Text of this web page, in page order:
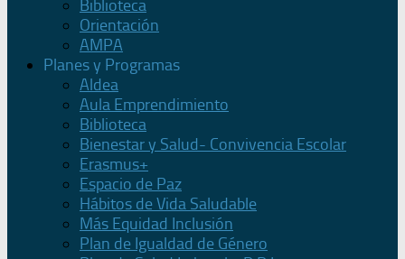
Biblioteca
Orientación
AMPA
Planes y Programas
Aldea
Aula Emprendimiento
Biblioteca
Bienestar y Salud- Convivencia Escolar
Erasmus+
Espacio de Paz
Hábitos de Vida Saludable
Más Equidad Inclusión
Plan de Igualdad de Género